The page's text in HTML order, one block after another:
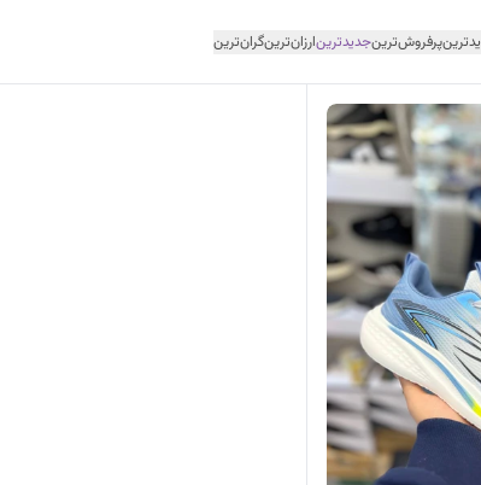
پرفروش‌ترینجدیدترینارزان‌ترینگران‌ترین